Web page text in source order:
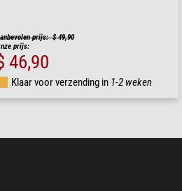
prijs: $ 49,90
prijs:
46,90
Klaar voor verzending in 1-2 weken